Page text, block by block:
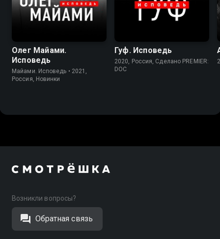
Олег Майами.
Исповедь
Майами. Исповедь • 2021,
Россия, Новинки
Гуф. Исповедь
2020, Россия, Сделано PREMIER:
DOC
Возникли вопросы?
Обратная связь